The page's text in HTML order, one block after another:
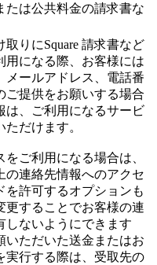
たは公共料金の請求書な
りにSquare 請求書など
用になる際、お客様には
メールアドレス、電話番
ご提供をお願いする場合
は、ご利用になるサービ
だけます。
ご利用になる場合は、
の連絡先情報へのアクセ
を許可するオプションも
更することでお客様の連
しないようにできます
いただいた送金またはお
実行する際は、受取先の